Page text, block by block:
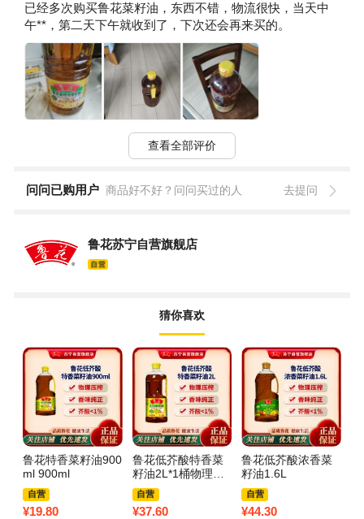
已经多次购买鲁花菜籽油，东西不错，物流很快，当天中
午**，第二天下午就收到了，下次还会再来买的。
查看全部评价
问问已购用户 商品好不好？问问买过的人 去提问
鲁花苏宁自营旗舰店
猜你喜欢
鲁花特香菜籽油900
ml 900ml
自营
¥19.80
鲁花低芥酸特香菜
籽油2L*1桶物理压
榨一级食用油小瓶
装
自营
¥37.60
鲁花低芥酸浓香菜
籽油1.6L
自营
¥44.30